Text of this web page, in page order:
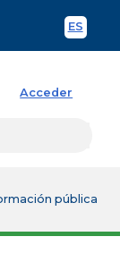
ES
Acceder
pública